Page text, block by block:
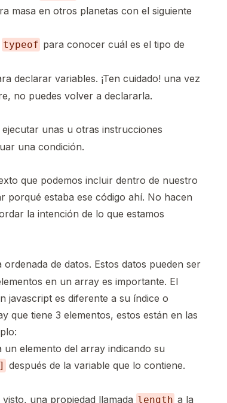
masa en otros planetas con el siguiente
typeof para conocer cuál es el tipo de
declarar variables. ¡Ten cuidado! una vez
no puedes volver a declararla.
unas u otras instrucciones
una condición.
que podemos incluir dentro de nuestro
porqué estaba ese código ahí. No hacen
la intención de lo que estamos
ordenada de datos. Estos datos pueden ser
en un array es importante. El
javascript es diferente a su índice o
que tiene 3 elementos, estos están en las
elemento del array indicando su
después de la variable que lo contiene.
una propiedad llamada length a la